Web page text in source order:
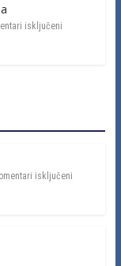
isključeni
isključeni